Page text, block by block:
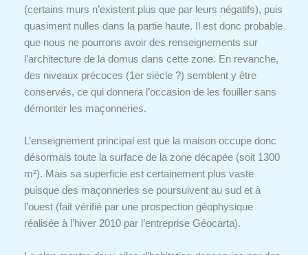
(certains murs n’existent plus que par leurs négatifs), puis
quasiment nulles dans la partie haute. Il est donc probable
que nous ne pourrons avoir des renseignements sur
l’architecture de la domus dans cette zone. En revanche,
des niveaux précoces (1er siècle ?) semblent y être
conservés, ce qui donnera l’occasion de les fouiller sans
démonter les maçonneries.
L’enseignement principal est que la maison occupe donc
désormais toute la surface de la zone décapée (soit 1300
m²). Mais sa superficie est certainement plus vaste
puisque des maçonneries se poursuivent au sud et à
l’ouest (fait vérifié par une prospection géophysique
réalisée à l’hiver 2010 par l’entreprise Géocarta).